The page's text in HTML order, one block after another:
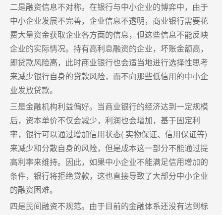
二是融资信息不对称。在银行与中小企业的博弈中，由于
中小企业发展不完善，企业信息不透明，商业银行需要花
费大量资金获取企业各方面的信息，但这些信息不能反映
企业的实际情况。持有高利息融资的企业，坏账金额高，
即贷款风险高，此时商业银行也会适当地进行选择性思考
来减少银行自身的贷款风险，而不向那些低信用的中小企
业发放贷款。
三是金融机构利益偏好。当商业银行的经济达到一定规模
后，资本单价不仅会减少，利润也会增加，基于固定利
率，银行可以通过增加信用状态( 实物保证、信用保证等)
来减少和分散自身的风险，但是成本这一部分不能通过提
高利率来维持。因此，如果中小企业不能满足信用增加的
条件，银行将拒绝贷款，这也直接导致了大部分中小企业
的融资困难。
四是民间融资不规范。由于目前的金融体系还没有达到标